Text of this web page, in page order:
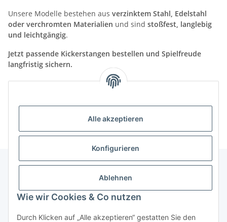
Alle akzeptieren
Konfigurieren
Ablehnen
Wie wir Cookies & Co nutzen
Durch Klicken auf „Alle akzeptieren“ gestatten Sie den
Unsere Modelle bestehen aus verzinktem Stahl, Edelstahl
oder verchromten Materialien und sind stoßfest, langlebig
und leichtgängig.
Jetzt passende Kickerstangen bestellen und Spielfreude
langfristig sichern.
Gesetzliche Informationen